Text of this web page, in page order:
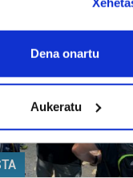
also like to:
about your
device by actively
how your personal
in thedetails
Dena onartu
Aukeratu